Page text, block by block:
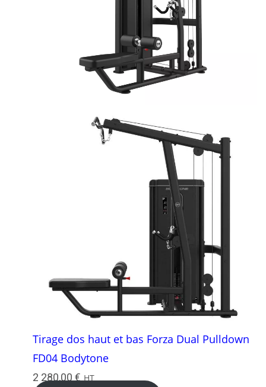
Tirage dos haut et bas Forza Dual Pulldown
FD04 Bodytone
2 280,00 € HT